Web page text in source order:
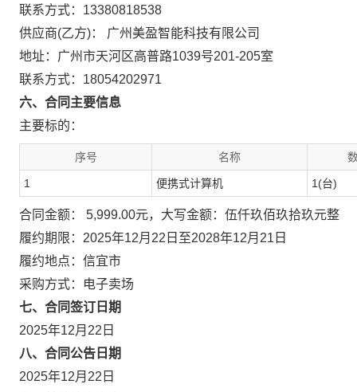
联系方式：13380818538
供应商(乙方)： 广州美盈智能科技有限公司
地址：广州市天河区高普路1039号201-205室
联系方式：18054202971
六、合同主要信息
主要标的：
序号 名称
1 便携式计算机 1(台)
合同金额： 5,999.00元，大写金额：伍仟玖佰玖拾玖元整
履约期限：2025年12月22日至2028年12月21日
履约地点：信宜市
采购方式：电子卖场
七、合同签订日期
2025年12月22日
八、合同公告日期
2025年12月22日